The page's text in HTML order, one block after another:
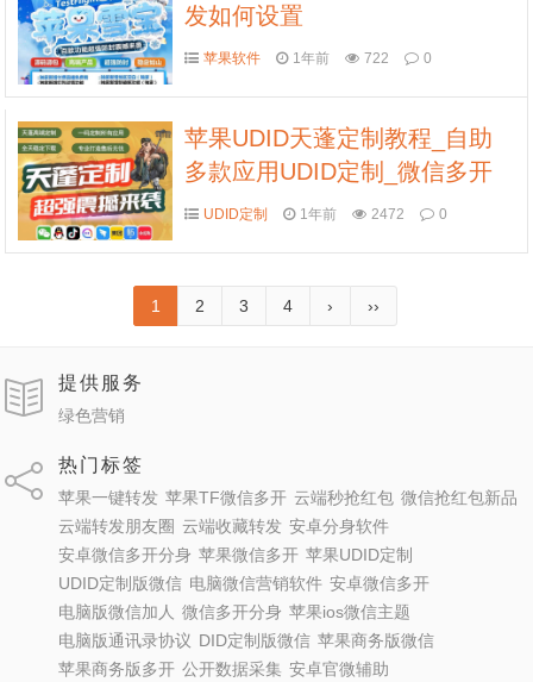
发如何设置
苹果软件 1年前 722 0
苹果UDID天蓬定制教程_自助
多款应用UDID定制_微信多开
定制版
UDID定制 1年前 2472 0
1 2 3 4 › ››
提供服务
绿色营销
热门标签
苹果一键转发 苹果TF微信多开 云端秒抢红包 微信抢红包新品
云端转发朋友圈 云端收藏转发 安卓分身软件
安卓微信多开分身 苹果微信多开 苹果UDID定制
UDID定制版微信 电脑微信营销软件 安卓微信多开
电脑版微信加人 微信多开分身 苹果ios微信主题
电脑版通讯录协议 DID定制版微信 苹果商务版微信
苹果商务版多开 公开数据采集 安卓官微辅助